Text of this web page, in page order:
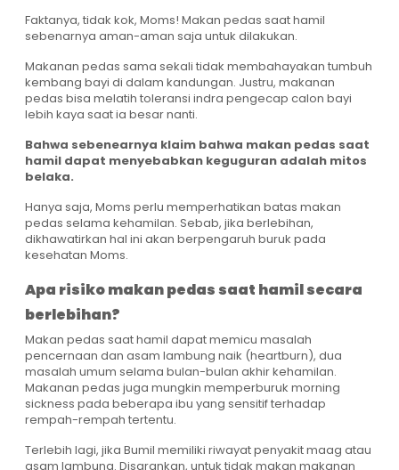
Faktanya, tidak kok, Moms! Makan pedas saat hamil
sebenarnya aman-aman saja untuk dilakukan.
Makanan pedas sama sekali tidak membahayakan tumbuh
kembang bayi di dalam kandungan. Justru, makanan
pedas bisa melatih toleransi indra pengecap calon bayi
lebih kaya saat ia besar nanti.
Bahwa sebenearnya klaim bahwa makan pedas saat
hamil dapat menyebabkan keguguran adalah mitos
belaka.
Hanya saja, Moms perlu memperhatikan batas makan
pedas selama kehamilan. Sebab, jika berlebihan,
dikhawatirkan hal ini akan berpengaruh buruk pada
kesehatan Moms.
Apa risiko makan pedas saat hamil secara
berlebihan?
Makan pedas saat hamil dapat memicu masalah
pencernaan dan asam lambung naik (heartburn), dua
masalah umum selama bulan-bulan akhir kehamilan.
Makanan pedas juga mungkin memperburuk morning
sickness pada beberapa ibu yang sensitif terhadap
rempah-rempah tertentu.
Terlebih lagi, jika Bumil memiliki riwayat penyakit maag atau
asam lambung. Disarankan, untuk tidak makan makanan